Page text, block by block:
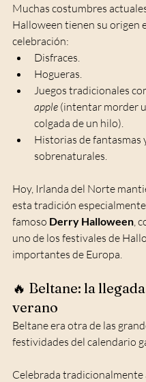
Muchas costumbres
Halloween tienen su origen
celebración:
Disfraces.
Hogueras.
Juegos tradicionales
apple (intentar morder
colgada de un hilo).
Historias de fantasmas
sobrenaturales.
Hoy, Irlanda del Norte
esta tradición
famoso Derry Halloween,
uno de los festivales de
importantes de Europa.
🔥 Beltane: la
verano
Beltane era otra de las
festividades del calendario
Celebrada